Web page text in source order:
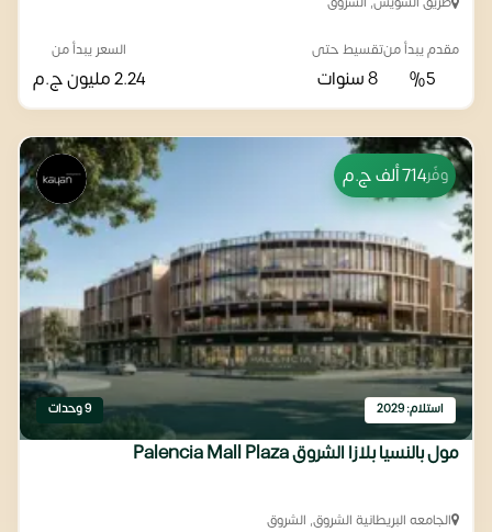
مقدم يبدأ من
%5
تقسيط حتى
8 سنوات
السعر يبدأ من
2.24 مليون ج.م
وفّر714 ألف ج.م
استلام: 2029 9 وحدات
مول بالنسيا بلازا الشروق Palencia Mall Plaza
الجامعه البريطانية الشروق, الشروق